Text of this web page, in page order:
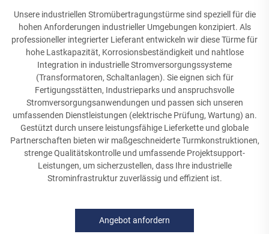
Unsere industriellen Stromübertragungstürme sind speziell für die
hohen Anforderungen industrieller Umgebungen konzipiert. Als
professioneller integrierter Lieferant entwickeln wir diese Türme für
hohe Lastkapazität, Korrosionsbeständigkeit und nahtlose
Integration in industrielle Stromversorgungssysteme
(Transformatoren, Schaltanlagen). Sie eignen sich für
Fertigungsstätten, Industrieparks und anspruchsvolle
Stromversorgungsanwendungen und passen sich unseren
umfassenden Dienstleistungen (elektrische Prüfung, Wartung) an.
Gestützt durch unsere leistungsfähige Lieferkette und globale
Partnerschaften bieten wir maßgeschneiderte Turmkonstruktionen,
strenge Qualitätskontrolle und umfassende Projektsupport-
Leistungen, um sicherzustellen, dass Ihre industrielle
Strominfrastruktur zuverlässig und effizient ist.
Angebot anfordern